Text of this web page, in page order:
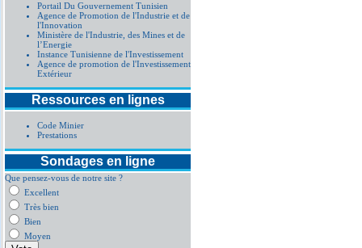
Portail Du Gouvernement Tunisien
Agence de Promotion de l'Industrie et de
l'Innovation
Ministère de l'Industrie, des Mines et de
l’Energie
Instance Tunisienne de l'Investissement
Agence de promotion de l'Investissement
Extérieur
Ressources en lignes
Code Minier
Prestations
Sondages en ligne
Que pensez-vous de notre site ?
Excellent
Très bien
Bien
Moyen